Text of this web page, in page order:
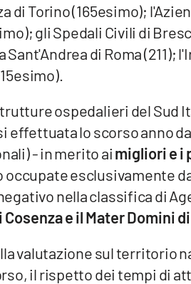
di Torino (165esimo);
gli Spedali Civili di
di Roma (211);
ospedalieri del Sud
effettuata lo scorso anno da
- in merito aimigliori e i
esclusivamente
nella classifica di
e il Mater Domini
valutazione sul territorio
il rispetto dei tempi di